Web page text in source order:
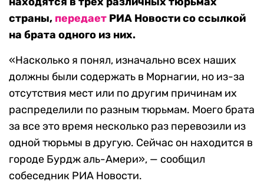
страны, передает РИА Новости со ссылкой
на брата одного из них.
«Насколько я понял, изначально всех наших
должны были содержать в Морнагии, но из-за
отсутствия мест или по другим причинам их
распределили по разным тюрьмам. Моего брата
за все это время несколько раз перевозили из
одной тюрьмы в другую. Сейчас он находится в
городе Бурдж аль-Амери», — сообщил
собеседник РИА Новости.